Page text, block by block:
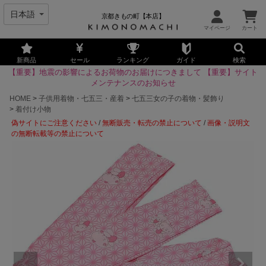
京都きもの町【本店】
新商品 セール ランキング ガイド 検索
【重要】地震の影響によるお荷物のお届けにつきまして
【重要】サイト
メンテナンスのお知らせ
HOME
子供用着物・七五三・産着
七五三女の子の着物・髪飾り
着付け小物
偽サイトにご注意ください /無断販売・転売の禁止について /画像・説明文
の無断転載等の禁止について